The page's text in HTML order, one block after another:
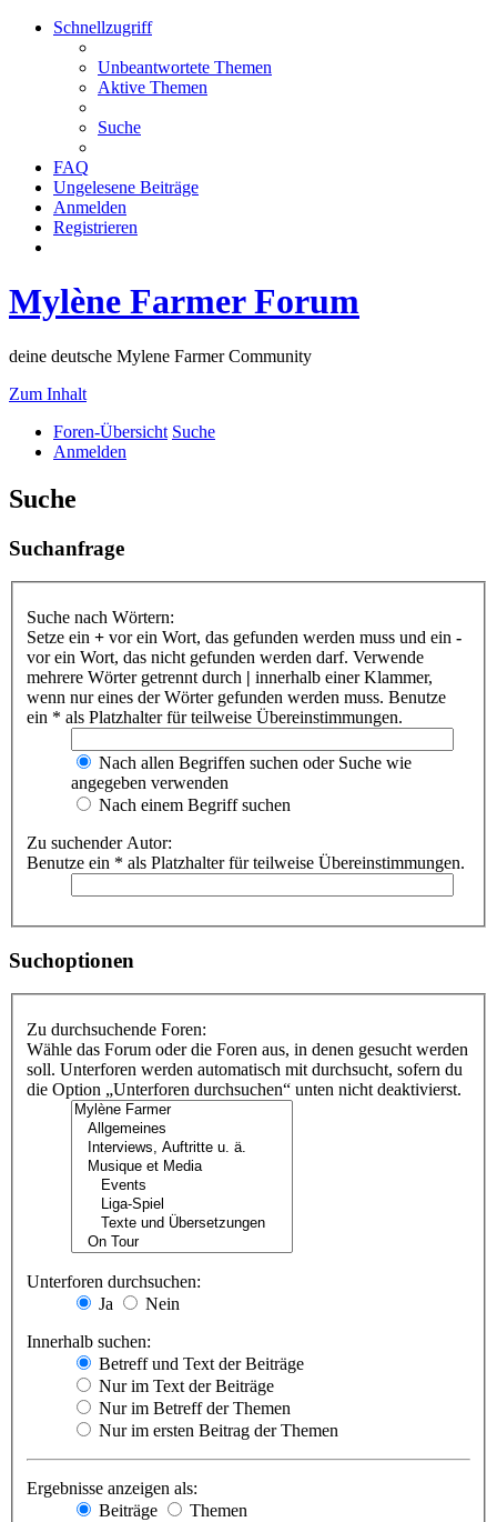
Schnellzugriff
Unbeantwortete Themen
Aktive Themen
Suche
FAQ
Ungelesene Beiträge
Anmelden
Registrieren
Mylène Farmer Forum
deine deutsche Mylene Farmer Community
Zum Inhalt
Foren-Übersicht Suche
Anmelden
Suche
Suchanfrage
Suche nach Wörtern:
Setze ein + vor ein Wort, das gefunden werden muss und ein -
vor ein Wort, das nicht gefunden werden darf. Verwende
mehrere Wörter getrennt durch | innerhalb einer Klammer,
wenn nur eines der Wörter gefunden werden muss. Benutze
ein * als Platzhalter für teilweise Übereinstimmungen.
Nach allen Begriffen suchen oder Suche wie
angegeben verwenden
Nach einem Begriff suchen
Zu suchender Autor:
Benutze ein * als Platzhalter für teilweise Übereinstimmungen.
Suchoptionen
Zu durchsuchende Foren:
Wähle das Forum oder die Foren aus, in denen gesucht werden
soll. Unterforen werden automatisch mit durchsucht, sofern du
die Option „Unterforen durchsuchen“ unten nicht deaktivierst.
Unterforen durchsuchen:
Ja
Nein
Innerhalb suchen:
Betreff und Text der Beiträge
Nur im Text der Beiträge
Nur im Betreff der Themen
Nur im ersten Beitrag der Themen
Ergebnisse anzeigen als:
Beiträge
Themen